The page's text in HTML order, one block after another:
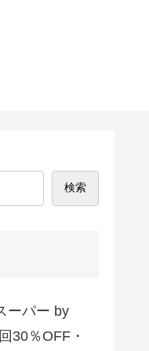
検索
ーパー by
30％OFF・